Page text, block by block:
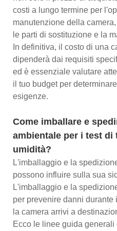
costi a lungo termine per
manutenzione della
le parti di sostituzione e la
In definitiva, il costo di una
dipenderà dai requisiti
ed è essenziale valutare
il tuo budget per
esigenze.
Come imballare e
ambientale per i test di
umidità?
L'imballaggio e la
possono influire sulla sua
L'imballaggio e la
per prevenire danni durante
la camera arrivi a
Ecco le linee guida